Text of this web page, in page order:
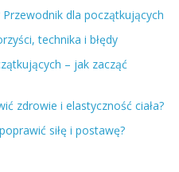
dla początkujących
technika i błędy
– jak zacząć
zdrowie i elastyczność ciała?
siłę i postawę?